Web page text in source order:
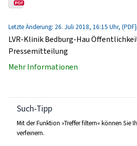
Letzte Änderung: 26. Juli 2018, 16:15 Uhr,
LVR-Klinik Bedburg-Hau
Pressemitteilung
Mehr Informationen
Such-Tipp
Mit der Funktion »Treffer filtern« können Sie
verfeinern.